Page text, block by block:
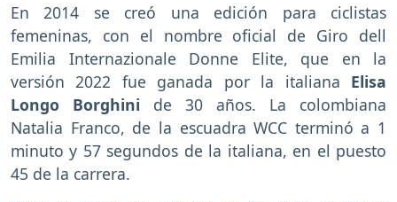
En 2014 se creó una edición para ciclistas
femeninas, con el nombre oficial de Giro dell
Emilia Internazionale Donne Elite, que en la
versión 2022 fue ganada por la italiana Elisa
Longo Borghini de 30 años. La colombiana
Natalia Franco, de la escuadra WCC terminó a 1
minuto y 57 segundos de la italiana, en el puesto
45 de la carrera.